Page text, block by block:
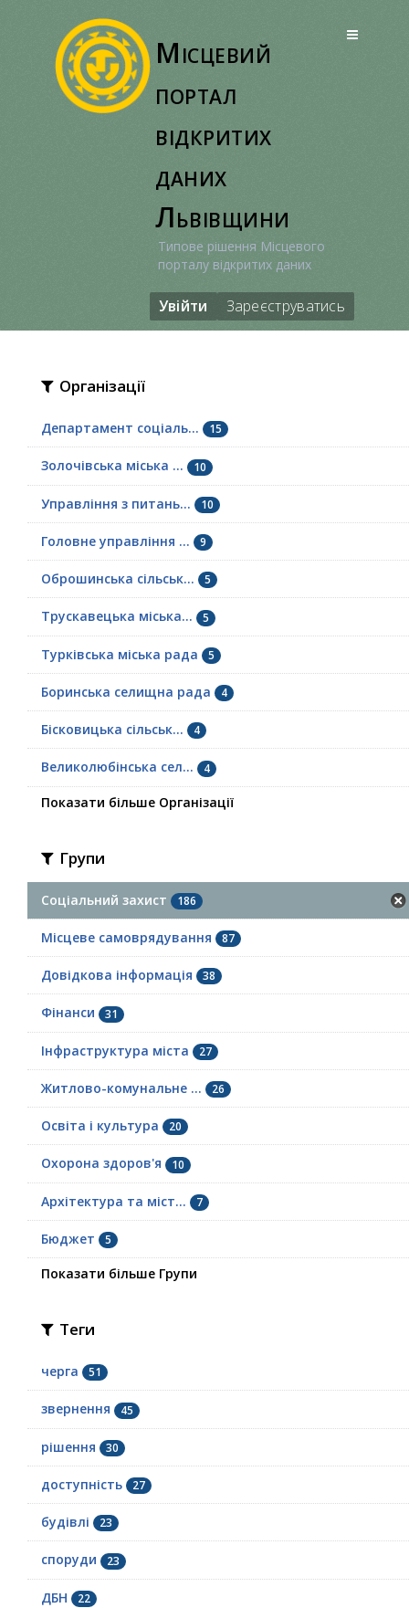
Місцевий
портал
відкритих
даних
Львівщини
Типове рішення Місцевого
порталу відкритих даних
Увійти Зареєструватись
Організації
Департамент соціаль... 15
Золочівська міська ... 10
Управління з питань... 10
Головне управління ... 9
Оброшинська сільськ... 5
Трускавецька міська... 5
Турківська міська рада 5
Боринська селищна рада 4
Бісковицька сільськ... 4
Великолюбінська сел... 4
Показати більше Організації
Групи
Соціальний захист 186
Місцеве самоврядування 87
Довідкова інформація 38
Фінанси 31
Інфраструктура міста 27
Житлово-комунальне ... 26
Освіта і культура 20
Охорона здоров'я 10
Архітектура та міст... 7
Бюджет 5
Показати більше Групи
Теги
черга 51
звернення 45
рішення 30
доступність 27
будівлі 23
споруди 23
ДБН 22